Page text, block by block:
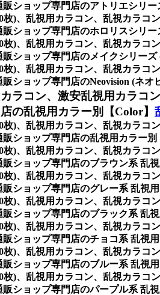
ショップ専門店のアトリエシリー
枚)、乱視用カラコン、乱視カラ
ショップ専門店のホロリスシリー
枚)、乱視用カラコン、乱視カラ
ショップ専門店のメイクシリーズ
枚)、乱視用カラコン、乱視カラ
ショップ専門店のNeovision (ネオ
ラコン、激安乱視用カラコ
の乱視用カラー別【Color】
枚)、乱視用カラコン、乱視カラ
ショップ専門店の乱視用カラー別
枚)、乱視用カラコン、乱視カラ
ショップ専門店のブラウン系 乱
枚)、乱視用カラコン、乱視カラ
ショップ専門店のグレー系 乱視
枚)、乱視用カラコン、乱視カラ
ショップ専門店のブラック系 乱
枚)、乱視用カラコン、乱視カラ
ショップ専門店のチョコ系 乱視
枚)、乱視用カラコン、乱視カラ
ショップ専門店のブルー系 乱視
枚)、乱視用カラコン、乱視カラ
ショップ専門店のパープル系 乱